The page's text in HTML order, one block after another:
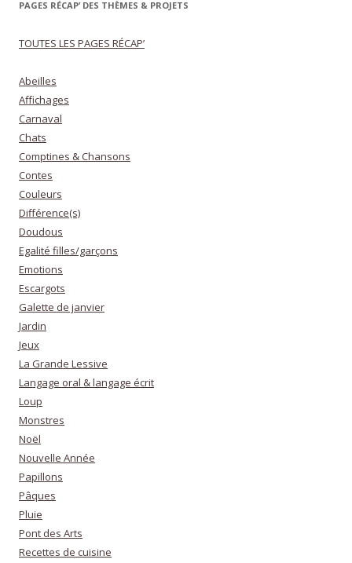
PAGES RÉCAP’ DES THÈMES & PROJETS
TOUTES LES PAGES RÉCAP’
Abeilles
Affichages
Carnaval
Chats
Comptines & Chansons
Contes
Couleurs
Différence(s)
Doudous
Egalité filles/garçons
Emotions
Escargots
Galette de janvier
Jardin
Jeux
La Grande Lessive
Langage oral & langage écrit
Loup
Monstres
Noël
Nouvelle Année
Papillons
Pâques
Pluie
Pont des Arts
Recettes de cuisine